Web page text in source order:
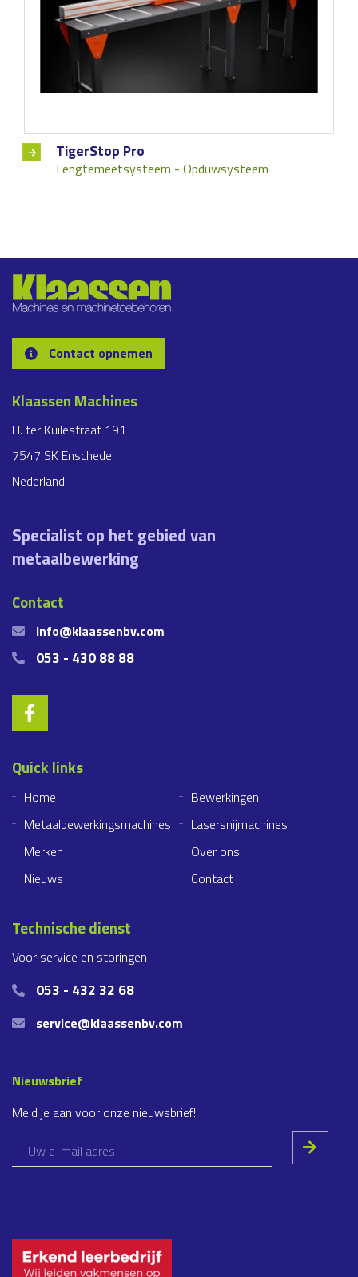
TigerStop Pro
Lengtemeetsysteem - Opduwsysteem
Contact opnemen
Klaassen Machines
H. ter Kuilestraat 191
7547 SK Enschede
Nederland
Specialist op het gebied van
metaalbewerking
Contact
info@klaassenbv.com
053 - 430 88 88
Quick links
Home
Bewerkingen
Metaalbewerkingsmachines
Lasersnijmachines
Merken
Over ons
Nieuws
Contact
Technische dienst
Voor service en storingen
053 - 432 32 68
service@klaassenbv.com
Nieuwsbrief
Meld je aan voor onze nieuwsbrief!